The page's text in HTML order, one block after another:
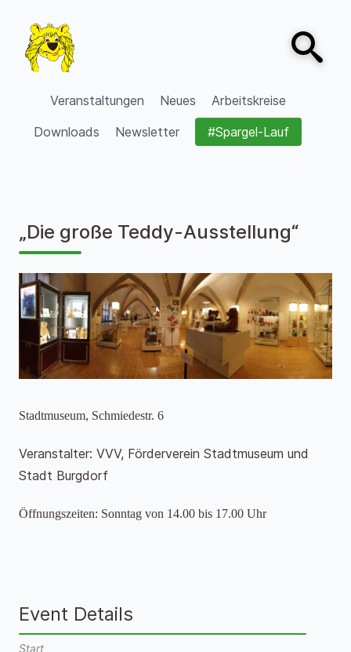
VVV Burgdorf
Veranstaltungen Neues
Arbeitskreise
Downloads
Newsletter #Spargel-Lauf
Open
„Die große Teddy-Ausstellung“
Stadtmuseum, Schmiedestr. 6
Veranstalter: VVV, Förderverein Stadtmuseum und
Stadt Burgdorf
Öffnungszeiten: Sonntag von 14.00 bis 17.00 Uhr
Event Details
Start